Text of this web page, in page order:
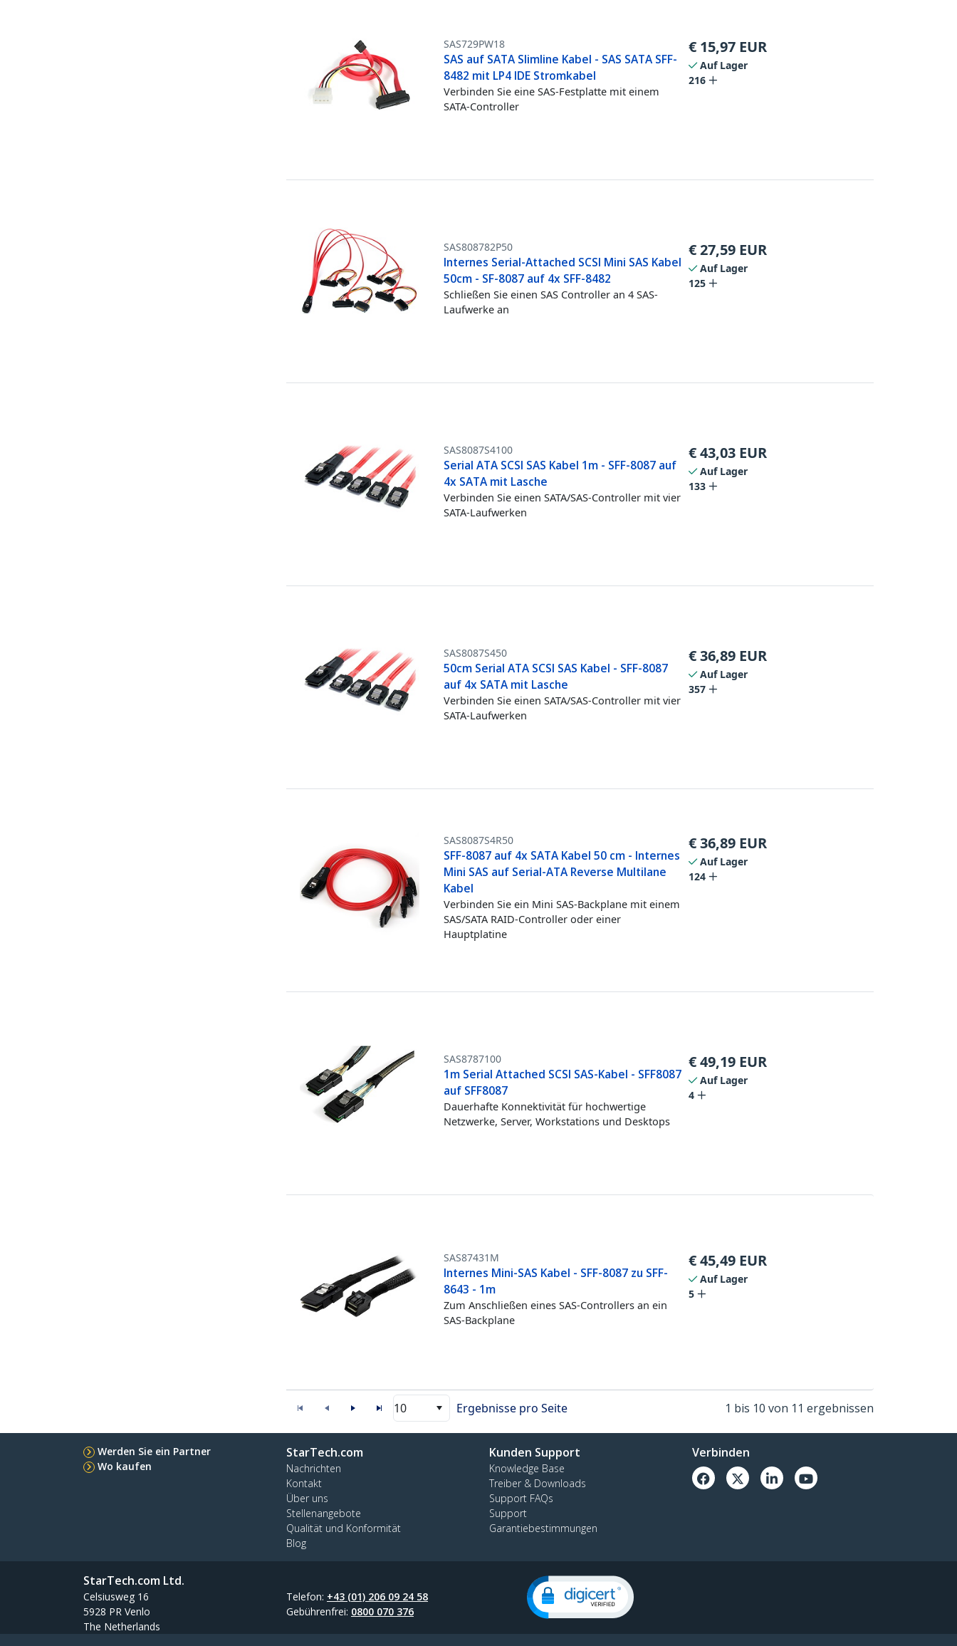
SAS729PW18
SAS auf SATA Slimline Kabel - SAS SATA SFF-
8482 mit LP4 IDE Stromkabel
Verbinden Sie eine SAS-Festplatte mit einem
SATA-Controller
€ 15,97 EUR
Auf Lager
216
SAS808782P50
Internes Serial-Attached SCSI Mini SAS Kabel
50cm - SF-8087 auf 4x SFF-8482
Schließen Sie einen SAS Controller an 4 SAS-
Laufwerke an
€27,59 EUR
Auf Lager
125
SAS8087S4100
Serial ATA SCSI SAS Kabel 1m - SFF-8087 auf
4x SATA mit Lasche
Verbinden Sie einen SATA/SAS-Controller mit vier
SATA-Laufwerken
€43,03 EUR
Auf Lager
133
SAS8087S450
50cm Serial ATA SCSI SAS Kabel - SFF-8087
auf 4x SATA mit Lasche
Verbinden Sie einen SATA/SAS-Controller mit vier
SATA-Laufwerken
€36,89 EUR
Auf Lager
357
SAS8087S4R50
SFF-8087 auf 4x SATA Kabel 50 cm - Internes
Mini SAS auf Serial-ATA Reverse Multilane
Kabel
Verbinden Sie ein Mini SAS-Backplane mit einem
SAS/SATA RAID-Controller oder einer
Hauptplatine
€36,89 EUR
Auf Lager
124
SAS8787100
1m Serial Attached SCSI SAS-Kabel - SFF8087
auf SFF8087
Dauerhafte Konnektivität für hochwertige
Netzwerke, Server, Workstations und Desktops
€49,19 EUR
Auf Lager
4
SAS87431M
Internes Mini-SAS Kabel - SFF-8087 zu SFF-
8643 - 1m
Zum Anschließen eines SAS-Controllers an ein
SAS-Backplane
€45,49 EUR
Auf Lager
5
10 Ergebnisse pro Seite 1 bis 10 von 11 ergebnissen
Werden Sie ein Partner
Wo kaufen
StarTech.com
Nachrichten
Kontakt
Über uns
Stellenangebote
Qualität und Konformität
Blog
Kunden Support
Knowledge Base
Treiber & Downloads
Support FAQs
Support
Garantiebestimmungen
Verbinden
StarTech.com Ltd.
Celsiusweg 16
5928 PR Venlo
The Netherlands
Telefon: +43 (01) 206 09 24 58
Gebührenfrei: 0800 070 376